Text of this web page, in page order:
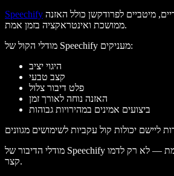
Speechify
ממושכת ואינטראקציה בזמן אמת.
מודלי הקול של Speechify מעניקים:
היגוי יציב
קצב טבעי
פלט דיבור צלול
האזנה נוחה לאורך זמן
ביצועים אמינים במהירויות גבוהות
מודלי הדיבור של Speechify מותאמים לאפליקציות אמת — לא רק לדמו
קצר.